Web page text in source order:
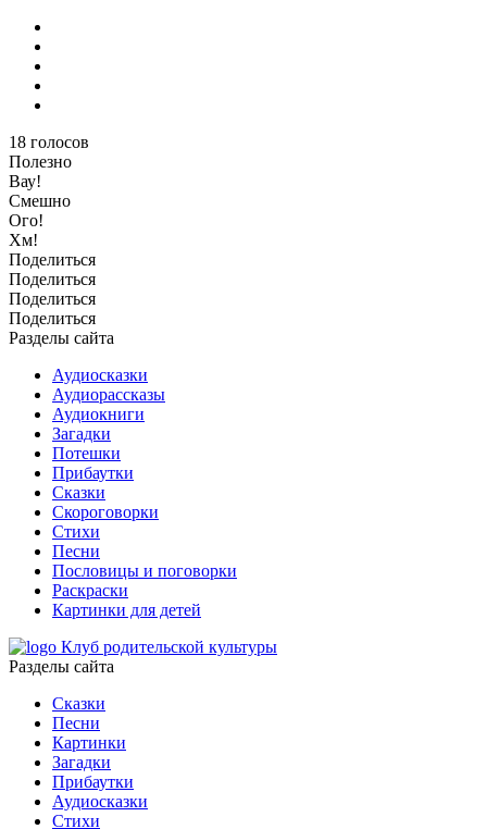
18 голосов
Полезно
Вау!
Смешно
Ого!
Хм!
Поделиться
Поделиться
Поделиться
Поделиться
Разделы сайта
Аудиосказки
Аудиорассказы
Аудиокниги
Загадки
Потешки
Прибаутки
Сказки
Скороговорки
Стихи
Песни
Пословицы и поговорки
Раскраски
Картинки для детей
Клуб родительской культуры
Разделы сайта
Сказки
Песни
Картинки
Загадки
Прибаутки
Аудиосказки
Стихи